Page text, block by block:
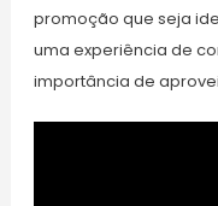
promoção que seja
uma experiência de
importância de